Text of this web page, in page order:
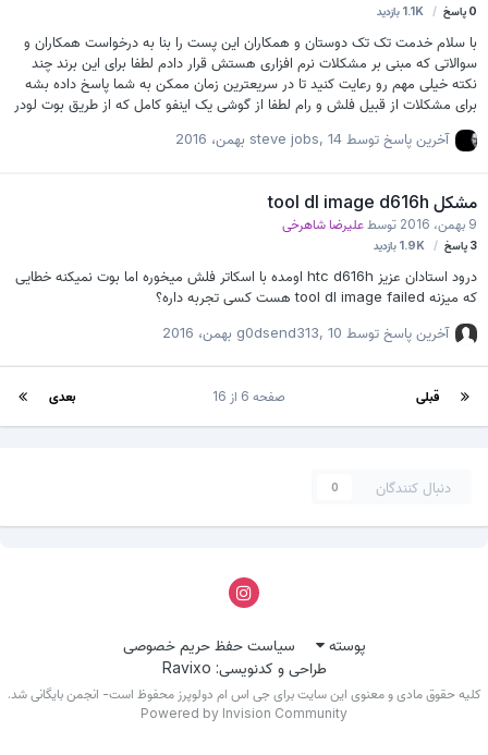
0پاسخ 1.1Kبازدید
با سلام خدمت تک تک دوستان و همکاران این پست را بنا به درخواست همکاران و
سوالاتی که مبنی بر مشکلات نرم افزاری هستش قرار دادم لطفا برای این برند چند
نکته خیلی مهم رو رعایت کنید تا در سریعترین زمان ممکن به شما پاسخ داده بشه
برای مشکلات از قبیل فلش و رام لطفا از گوشی یک اینفو کامل که از طریق بوت لودر
همکاران لطفا برای درخواست رام حتما ازین به بعد یک اینفو از بوت لودر قرار بدید.
سعی میکنم کامل و جامع درمورد حل مشکل بهتون توضیح بدم…
آخرین پاسخ توسط steve jobs ,14 بهمن، 2016
مشکل tool dl image d616h
9 بهمن، 2016 توسطعلیرضا شاهرخی
3پاسخ 1.9Kبازدید
درود استادان عزیز htc d616h اومده با اسکاتر فلش میخوره اما بوت نمیکنه خطایی
که میزنه tool dl image failed هست کسی تجربه داره؟
آخرین پاسخ توسط g0dsend313 ,10 بهمن، 2016
قبلی بعدی صفحه 6 از 16
دنبال کنندگان 0
پوسته
سیاست حفظ حریم خصوصی
طراحی و کدنویسی: Ravixo
کلیه حقوق مادی و معنوی این سایت برای جی اس ام دولوپرز محفوظ است- انجمن بایگانی شد.
Powered by Invision Community